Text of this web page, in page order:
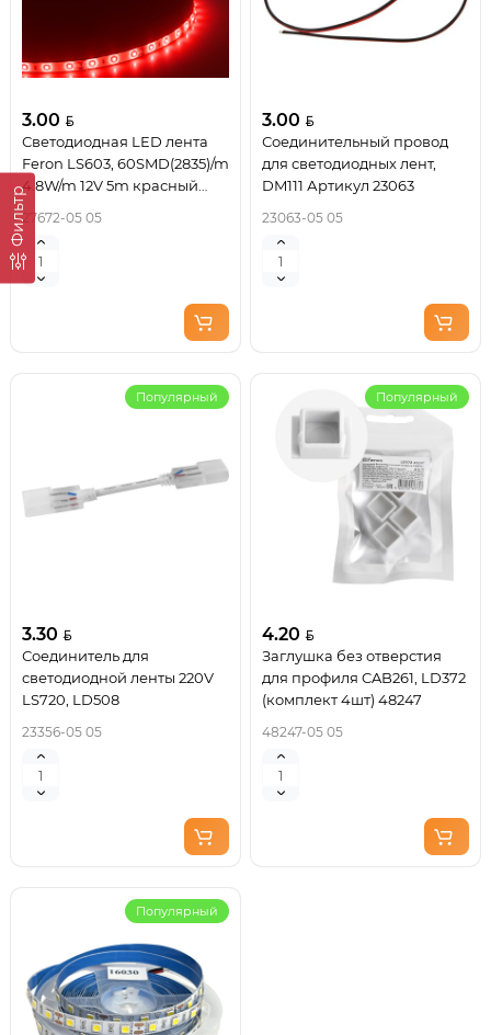
Фильтр
3.00
Светодиодная LED лента
Feron LS603, 60SMD(2835)/m
4.8W/m 12V 5m красный
Артикул 27672
27672-05 05
3.00
Соединительный провод
для светодиодных лент,
DM111 Артикул 23063
23063-05 05
Популярный
3.30
Соединитель для
светодиодной ленты 220V
LS720, LD508
23356-05 05
Популярный
4.20
Заглушка без отверстия
для профиля CAB261, LD372
(комплект 4шт) 48247
48247-05 05
Популярный